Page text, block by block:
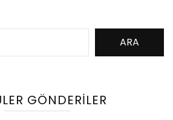
ARA
GÖNDERILER